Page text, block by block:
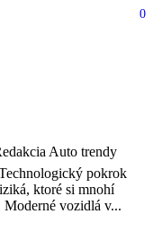
0
Auto trendy
pokrok
ktoré si mnohí
Moderné vozidlá v...